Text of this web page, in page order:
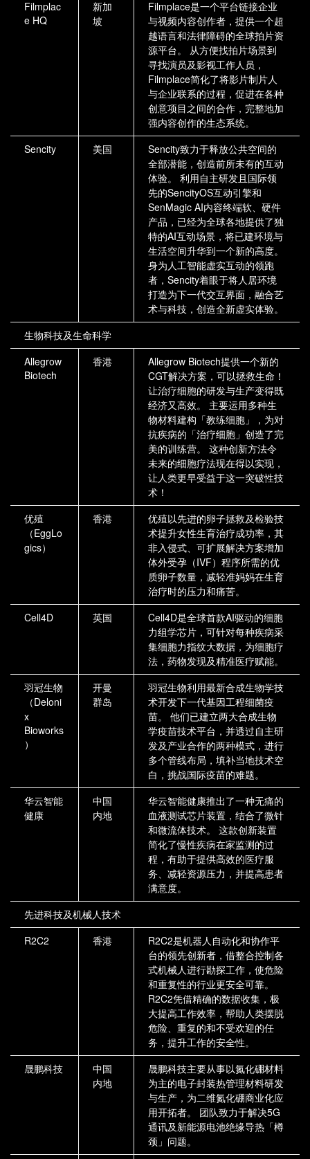
Filmplac
e HQ
新加
坡
Filmplace是一个平台链接企业
与视频内容创作者，提供一个超
越语言和法律障碍的全球拍片资
源平台。 从方便找拍片场景到
寻找演员及影视工作人员，
Filmplace简化了将影片制片人
与企业联系的过程，促进在各种
创意项目之间的合作，完整地加
强内容创作的生态系统。
Sencity
美国
Sencity致力于释放公共空间的
全部潜能，创造前所未有的互动
体验。 利用自主研发且国际领
先的SencityOS互动引擎和
SenMagic AI内容终端软、硬件
产品，已经为全球各地提供了独
特的AI互动场景，将已建环境与
生活空间升华到一个新的高度。
身为人工智能虚实互动的领跑
者，Sencity着眼于将人居环境
打造为下一代交互界面，融合艺
术与科技，创造全新虚实体验。
生物科技及生命科学
Allegrow
Biotech
香港
Allegrow Biotech提供一个新的
CGT解决方案，可以拯救生命！
让治疗细胞的研发与生产变得既
经济又高效。 主要运用多种生
物材料建构「教练细胞」，为对
抗疾病的「治疗细胞」创造了完
美的训练营。 这种创新方法令
未来的细胞疗法现在得以实现，
让人类更早受益于这一突破性技
术！
优殖
（EggLo
gics）
香港
优殖以先进的卵子拯救及检验技
术提升女性生育治疗成功率，其
非入侵式、可扩展解决方案增加
体外受孕（IVF）程序所需的优
质卵子数量，减轻准妈妈在生育
治疗时的压力和痛苦。
Cell4D
英国
Cell4D是全球首款AI驱动的细胞
力组学芯片，可针对每种疾病采
集细胞力指纹大数据，为细胞疗
法，药物发现及精准医疗赋能。
羽冠生物
（Deloni
x
Bioworks
）
开曼
群岛
羽冠生物利用最新合成生物学技
术开发下一代基因工程细菌疫
苗。 他们已建立两大合成生物
学疫苗技术平台，并透过自主研
发及产业合作的两种模式，进行
多个管线布局，填补当地技术空
白，挑战国际疫苗的难题。
华云智能
健康
中国
内地
华云智能健康推出了一种无痛的
血液测试芯片装置，结合了微针
和微流体技术。 这款创新装置
简化了慢性疾病在家监测的过
程，有助于提供高效的医疗服
务、减轻资源压力，并提高患者
满意度。
先进科技及机械人技术
R2C2
香港
R2C2是机器人自动化和协作平
台的领先创新者，借整合控制各
式机械人进行勘探工作，使危险
和重复性的行业更安全可靠。
R2C2凭借精确的数据收集，极
大提高工作效率，帮助人类摆脱
危险、重复的和不受欢迎的任
务，提升工作的安全性。
晟鹏科技
中国
内地
晟鹏科技主要从事以氮化硼材料
为主的电子封装热管理材料研发
与生产，为二维氮化硼商业化应
用开拓者。 团队致力于解决5G
通讯及新能源电池绝缘导热「樽
颈」问题。